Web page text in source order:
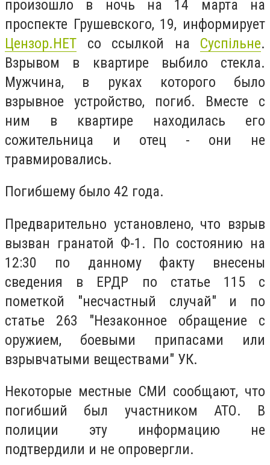
произошло в ночь на 14 марта на
проспекте Грушевского, 19, информирует
Цензор.НЕТ со ссылкой на Суспільне.
Взрывом в квартире выбило стекла.
Мужчина, в руках которого было
взрывное устройство, погиб. Вместе с
ним в квартире находилась его
сожительница и отец - они не
травмировались.
Погибшему было 42 года.
Предварительно установлено, что взрыв
вызван гранатой Ф-1. По состоянию на
12:30 по данному факту внесены
сведения в ЕРДР по статье 115 с
пометкой "несчастный случай" и по
статье 263 "Незаконное обращение с
оружием, боевыми припасами или
взрывчатыми веществами" УК.
Некоторые местные СМИ сообщают, что
погибший был участником АТО. В
полиции эту информацию не
подтвердили и не опровергли.